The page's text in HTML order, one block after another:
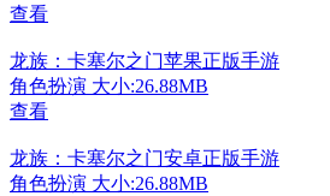
查看
龙族：卡塞尔之门苹果正版手游
角色扮演 大小:26.88MB
查看
龙族：卡塞尔之门安卓正版手游
角色扮演 大小:26.88MB